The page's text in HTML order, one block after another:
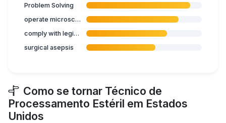
Problem Solving
operate microscope
comply with legislation related to health care
surgical asepsis
Como se tornar Técnico de
Processamento Estéril em Estados
Unidos